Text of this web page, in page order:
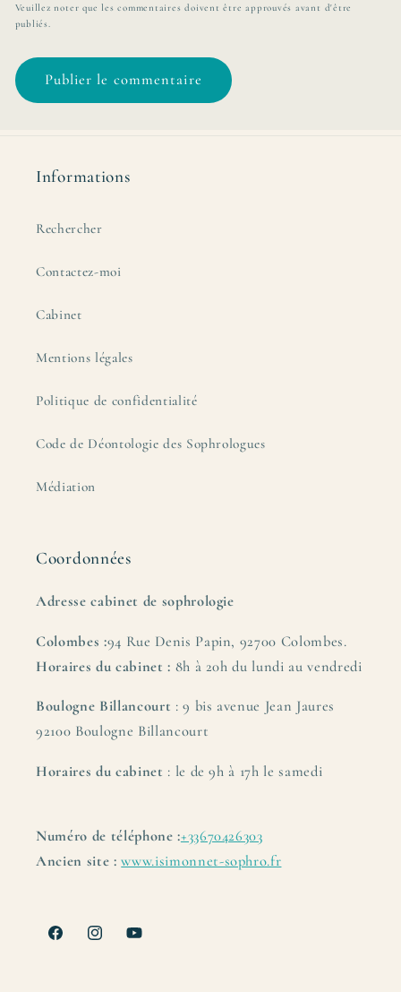
Veuillez noter que les commentaires doivent être approuvés avant d'être
publiés.
Informations
Rechercher
Contactez-moi
Cabinet
Mentions légales
Politique de confidentialité
Code de Déontologie des Sophrologues
Médiation
Coordonnées
Adresse cabinet de sophrologie
Colombes :94 Rue Denis Papin, 92700 Colombes.
Horaires du cabinet : 8h à 20h du lundi au vendredi
Boulogne Billancourt : 9 bis avenue Jean Jaures
92100 Boulogne Billancourt
Horaires du cabinet : le de 9h à 17h le samedi
Numéro de téléphone :+33670426303
Ancien site : www.isimonnet-sophro.fr
FacebookInstagramYouTube